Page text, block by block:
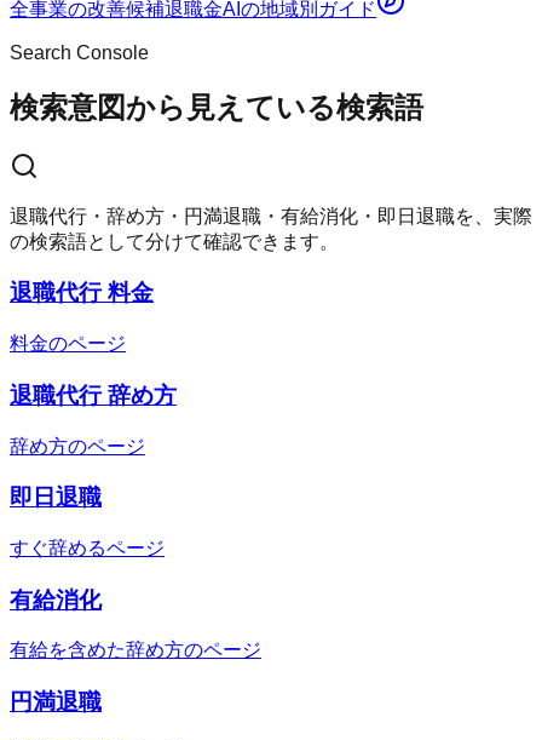
全事業の改善候補退職金AI の地域別ガイド
Search Console
検索意図から見えている検索語
退職代行・辞め方・円満退職・有給消化・即日退職を、実際
の検索語として分けて確認できます。
退職代行 料金
料金のページ
退職代行 辞め方
辞め方のページ
即日退職
すぐ辞めるページ
有給消化
有給を含めた辞め方のページ
円満退職